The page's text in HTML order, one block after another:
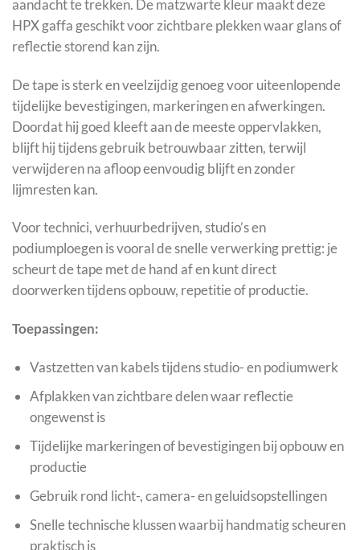
aandacht te trekken. De matzwarte kleur maakt deze
HPX gaffa geschikt voor zichtbare plekken waar glans of
reflectie storend kan zijn.
De tape is sterk en veelzijdig genoeg voor uiteenlopende
tijdelijke bevestigingen, markeringen en afwerkingen.
Doordat hij goed kleeft aan de meeste oppervlakken,
blijft hij tijdens gebruik betrouwbaar zitten, terwijl
verwijderen na afloop eenvoudig blijft en zonder
lijmresten kan.
Voor technici, verhuurbedrijven, studio’s en
podiumploegen is vooral de snelle verwerking prettig: je
scheurt de tape met de hand af en kunt direct
doorwerken tijdens opbouw, repetitie of productie.
Toepassingen:
Vastzetten van kabels tijdens studio- en podiumwerk
Afplakken van zichtbare delen waar reflectie
ongewenst is
Tijdelijke markeringen of bevestigingen bij opbouw en
productie
Gebruik rond licht-, camera- en geluidsopstellingen
Snelle technische klussen waarbij handmatig scheuren
praktisch is